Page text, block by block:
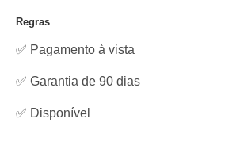
Regras
✅ Pagamento à vista
✅ Garantia de 90 dias
✅ Disponível